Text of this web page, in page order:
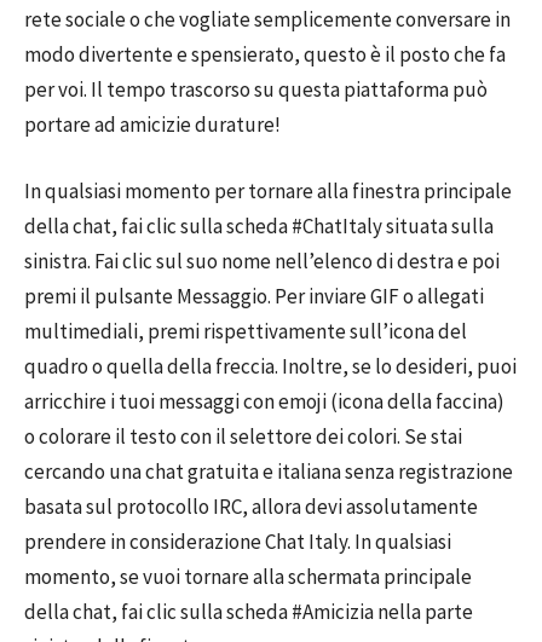
rete sociale o che vogliate semplicemente conversare in
modo divertente e spensierato, questo è il posto che fa
per voi. Il tempo trascorso su questa piattaforma può
portare ad amicizie durature!
In qualsiasi momento per tornare alla finestra principale
della chat, fai clic sulla scheda #ChatItaly situata sulla
sinistra. Fai clic sul suo nome nell’elenco di destra e poi
premi il pulsante Messaggio. Per inviare GIF o allegati
multimediali, premi rispettivamente sull’icona del
quadro o quella della freccia. Inoltre, se lo desideri, puoi
arricchire i tuoi messaggi con emoji (icona della faccina)
o colorare il testo con il selettore dei colori. Se stai
cercando una chat gratuita e italiana senza registrazione
basata sul protocollo IRC, allora devi assolutamente
prendere in considerazione Chat Italy. In qualsiasi
momento, se vuoi tornare alla schermata principale
della chat, fai clic sulla scheda #Amicizia nella parte